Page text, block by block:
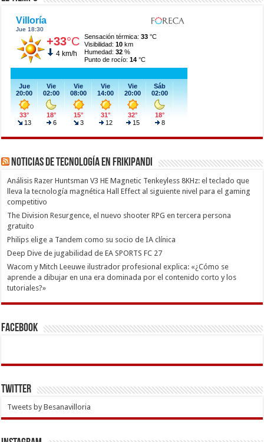
Noticias de Tecnología en Frikipandi
Análisis Razer Huntsman V3 HE Magnetic Tenkeyless 8KHz: el teclado que
lleva la tecnología magnética Hall Effect al siguiente nivel para el gaming
competitivo
The Division Resurgence, el nuevo shooter RPG en tercera persona
gratuito
Philips elige a Tandem como su socio de IA clínica
Deep Dive de jugabilidad de EA SPORTS FC 27
Wacom y Mitch Leeuwe ilustrador profesional explica: «¿Cómo se
aprende a dibujar en una era dominada por el contenido corto y los
tutoriales?»
Facebook
Twitter
Tweets by Besanavilloria